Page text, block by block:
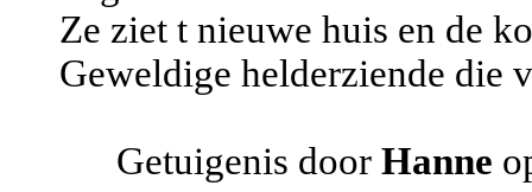
Ze ziet t nieuwe huis en de
Geweldige helderziende die
Getuigenis door Hanne